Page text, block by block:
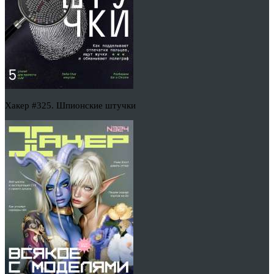
Хакер #325. Шпионские штучки